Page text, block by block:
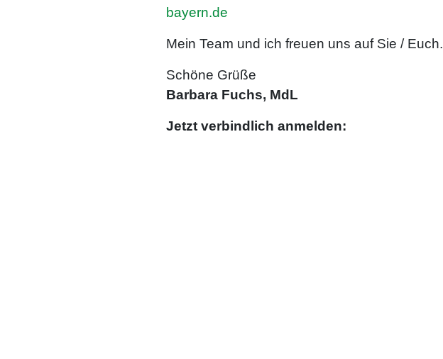
bayern.de
Mein Team und ich freuen uns auf Sie / Euch.
Schöne Grüße
Barbara Fuchs, MdL
Jetzt verbindlich anmelden: